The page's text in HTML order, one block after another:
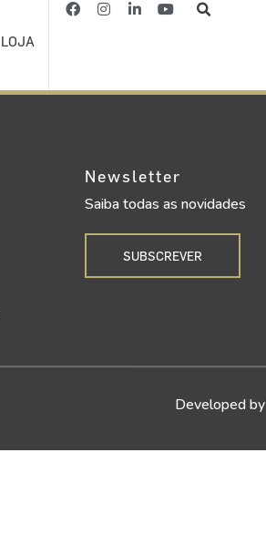
LOJA
Newsletter
Saiba todas as novidades
SUBSCREVER
Developed by